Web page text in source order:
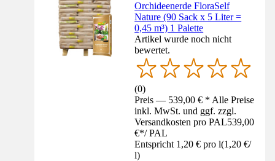
Orchideenerde FloraSelf
Nature (90 Sack x 5 Liter =
0,45 m³) 1 Palette
Artikel wurde noch nicht
bewertet.
(0)
Preis — 539,00 € * Alle Preise
inkl. MwSt. und ggf. zzgl.
Versandkosten pro PAL539,00
€*/ PAL
Entspricht 1,20 € pro l(1,20 €/
l)